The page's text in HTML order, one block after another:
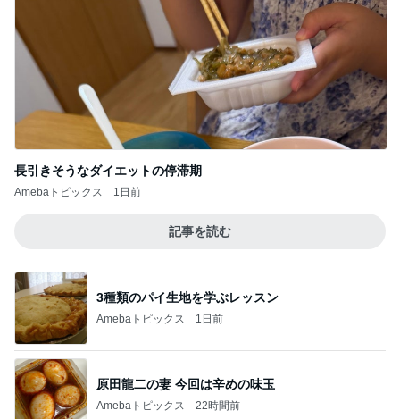
長引きそうなダイエットの停滞期
Amebaトピックス 1日前
記事を読む
3種類のパイ生地を学ぶレッスン
Amebaトピックス 1日前
原田龍二の妻 今回は辛めの味玉
Amebaトピックス 22時間前